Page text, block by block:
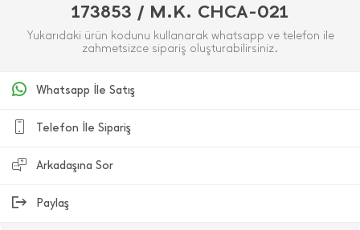
173853 / M.K. CHCA-021
Yukarıdaki ürün kodunu kullanarak whatsapp ve telefon ile
zahmetsizce sipariş oluşturabilirsiniz.
Whatsapp İle Satış
Telefon İle Sipariş
Arkadaşına Sor
Paylaş